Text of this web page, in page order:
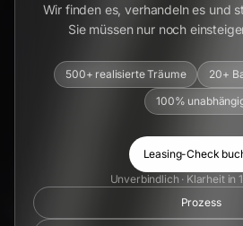
Wir finden es, verhandeln es und
Sie müssen nur noch
500+ realisierte Träume
20+
100%
Leasing-Check
Unverbindlich · Klarheit in
Prozess